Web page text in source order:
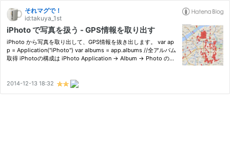
それマグで！
id:takuya_1st
iPhoto で写真を扱う - GPS情報を取り出す
iPhoto から写真を取り出して、GPS情報を抜き出します。 var ap
p = Application("iPhoto") var albums = app.albums //全アルバム
取得 iPhotoの構成は iPhoto Application -> Album -> Photo のよ
2014-12-13 18:32